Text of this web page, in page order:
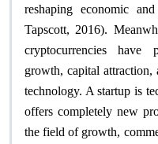
reshaping economic
Tapscott, 2016).
cryptocurrencies have
growth, capital
technology. A startup is
offers completely new
the field of growth,